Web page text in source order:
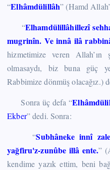
“Elhâmdülillâh” (Hamd
“Elhamdülillâhillezî
mugrinîn. Ve innâ ilâ
hizmetimize veren Allah’ın
olmasaydı, biz buna güç
Rabbimize dönmüş olacağız.)
Sonra üç defa “
Ekber” dedi. Sonra:
“Subhâneke innî
yağfiru'z-zunûbe illâ ente.”
kendime yazık ettim, beni